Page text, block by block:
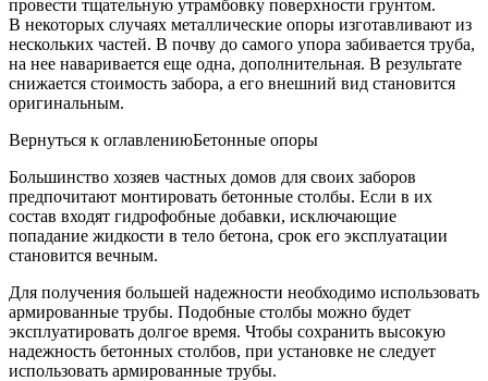
провести тщательную утрамбовку поверхности грунтом.
В некоторых случаях металлические опоры изготавливают из
нескольких частей. В почву до самого упора забивается труба,
на нее наваривается еще одна, дополнительная. В результате
снижается стоимость забора, а его внешний вид становится
оригинальным.
Вернуться к оглавлениюБетонные опоры
Большинство хозяев частных домов для своих заборов
предпочитают монтировать бетонные столбы. Если в их
состав входят гидрофобные добавки, исключающие
попадание жидкости в тело бетона, срок его эксплуатации
становится вечным.
Для получения большей надежности необходимо использовать
армированные трубы. Подобные столбы можно будет
эксплуатировать долгое время. Чтобы сохранить высокую
надежность бетонных столбов, при установке не следует
использовать армированные трубы.